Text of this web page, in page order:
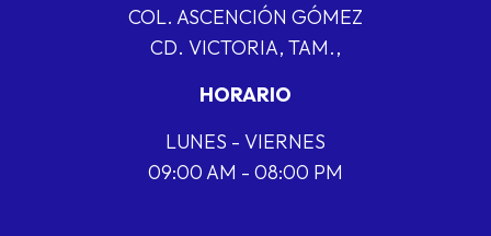
COL. ASCENCIÓN GÓMEZ
CD. VICTORIA, TAM.,
HORARIO
LUNES - VIERNES
09:00 AM - 08:00 PM